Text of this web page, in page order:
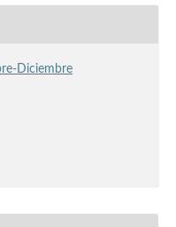
Diciembre